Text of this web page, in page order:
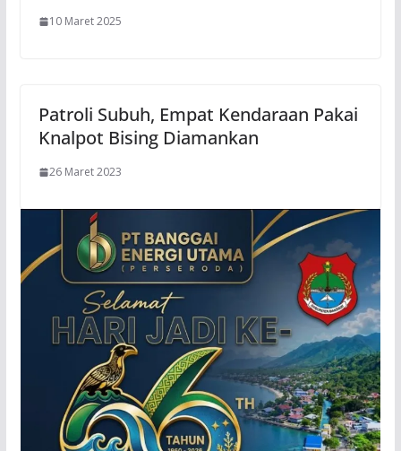
10 Maret 2025
Patroli Subuh, Empat Kendaraan Pakai
Knalpot Bising Diamankan
26 Maret 2023